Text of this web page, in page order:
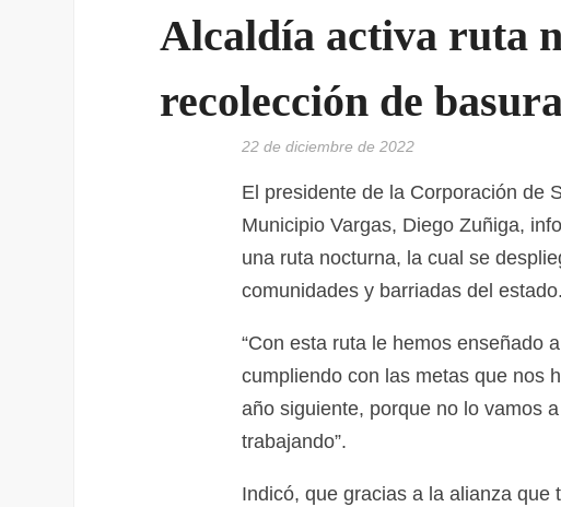
Alcaldía activa ruta
recolección de
22 de diciembre de 2022
El presidente de la Corporación de
Municipio Vargas, Diego Zuñiga,
una ruta nocturna, la cual se
comunidades y barriadas del estado.
“Con esta ruta le hemos enseñado
cumpliendo con las metas que nos
año siguiente, porque no lo vamos
trabajando”.
Indicó, que gracias a la alianza que